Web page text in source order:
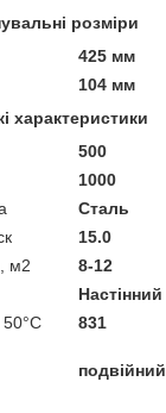
розміри
425 мм
104 мм
характеристики
500
1000
Сталь
15.0
м2
8-12
Настінний
831
подвійний